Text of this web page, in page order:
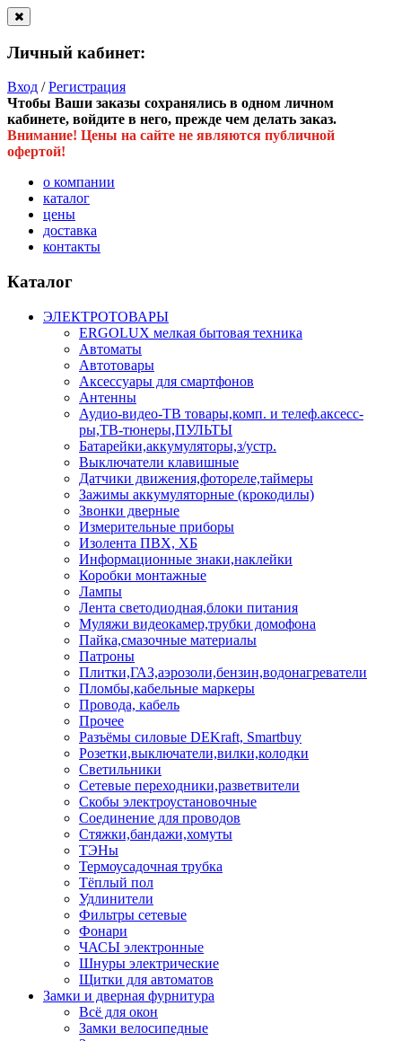
Личный кабинет:
Вход /Регистрация
Чтобы Ваши заказы сохранялись в одном личном
кабинете, войдите в него, прежде чем делать заказ.
Внимание! Цены на сайте не являются публичной
офертой!
о компании
каталог
цены
доставка
контакты
Каталог
ЭЛЕКТРОТОВАРЫ
ERGOLUX мелкая бытовая техника
Автоматы
Автотовары
Аксессуары для смартфонов
Антенны
Аудио-видео-ТВ товары,комп. и телеф.аксесс-
ры,ТВ-тюнеры,ПУЛЬТЫ
Батарейки,аккумуляторы,з/устр.
Выключатели клавишные
Датчики движения,фотореле,таймеры
Зажимы аккумуляторные (крокодилы)
Звонки дверные
Измерительные приборы
Изолента ПВХ, ХБ
Информационные знаки,наклейки
Коробки монтажные
Лампы
Лента светодиодная,блоки питания
Муляжи видеокамер,трубки домофона
Пайка,смазочные материалы
Патроны
Плитки,ГАЗ,аэрозоли,бензин,водонагреватели
Пломбы,кабельные маркеры
Провода, кабель
Прочее
Разъёмы силовые DEKraft, Smartbuy
Розетки,выключатели,вилки,колодки
Светильники
Сетевые переходники,разветвители
Скобы электроустановочные
Соединение для проводов
Стяжки,бандажи,хомуты
ТЭНы
Термоусадочная трубка
Тёплый пол
Удлинители
Фильтры сетевые
Фонари
ЧАСЫ электронные
Шнуры электрические
Щитки для автоматов
Замки и дверная фурнитура
Всё для окон
Замки велосипедные